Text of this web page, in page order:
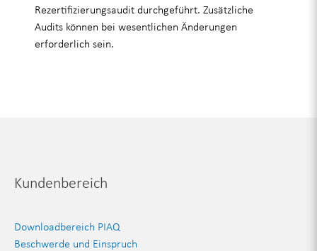
Rezertifizierungsaudit durchgeführt. Zusätzliche
Audits können bei wesentlichen Änderungen
erforderlich sein.
Kundenbereich
Downloadbereich PIAQ
Beschwerde und Einspruch